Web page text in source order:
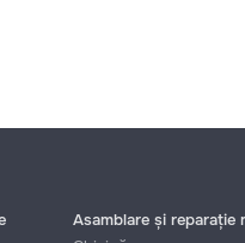
Asamblare și reparație